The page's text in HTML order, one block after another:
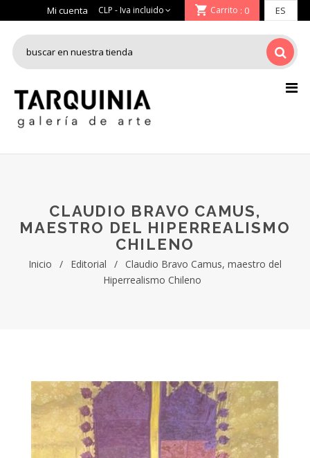
Mi cuenta Carrito : 0
CLAUDIO BRAVO CAMUS,
MAESTRO DEL HIPERREALISMO
CHILENO
Inicio / Editorial / Claudio Bravo Camus, maestro del
Hiperrealismo Chileno